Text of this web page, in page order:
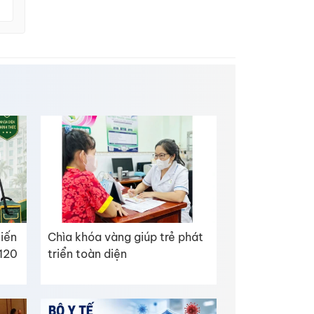
Chìa khóa vàng giúp trẻ phát
triển toàn diện